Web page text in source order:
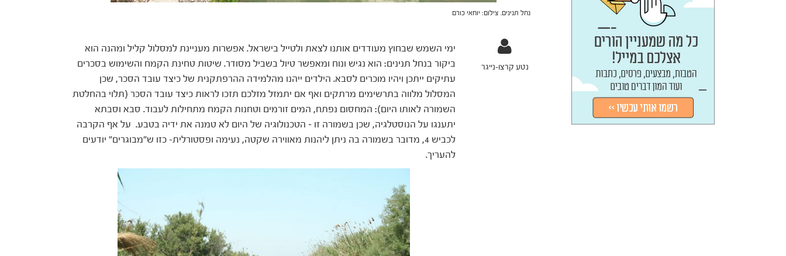
נחל תנינים. צילום: יוחאי כורם
נטע קרצו-נייגר
ימי השמש שבחוץ מעודדים אותנו לצאת ולטייל בישראל. אפשרות מעניינת למסלול קליל ומהנה הוא
ביקור בנחל תנינים: הוא נגיש ונוח ומאפשר טיול בשביל מסודר. שיטות טחינת הקמח והשימוש בסכרים
עתיקים ייתכן ויהיו מוכרים לסבא. הילדים ייהנו מהלמידה ההרפתקנית של כיצד עובד הסכר, שכן
המסלול מלווה בתרשימים מרתקים ואף אם יתמזל מזלכם תזכו לראות כיצד עובד הסכר (תלוי בהחלטת
השמורה לאותו היום): המחסום נפתח, המים זורמים וטחנות הקמח מתחילות לעבוד. סבא וסבתא
יתענגו על הנוסטלגיה, שכן בשמורה זו – הטכנולוגיה של היום לא טמנה את ידיה בטבע. על אף הקרבה
לכביש 4, מדובר בשמורה בה ניתן ליהנות מאווירה שקטה, נעימה ופסטורלית- כזו ש"מבוגרים" יודעים
להעריך.